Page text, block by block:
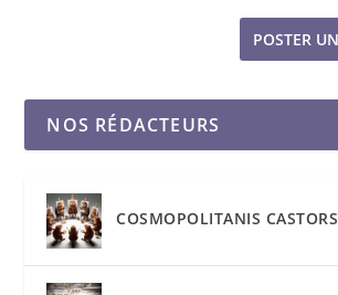
NOS RÉDACTEURS
COSMOPOLITANIS CASTORS